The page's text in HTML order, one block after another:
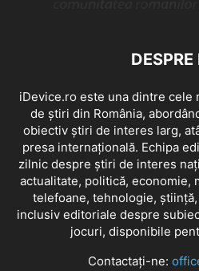
DESPRE
iDevice.ro este una dintre cele
de știri din România,
obiectiv știri de interes larg,
presa internațională. Echipa
zilnic despre știri de interes
actualitate, politică, economie,
telefoane, tehnologie,
inclusiv editoriale despre
jocuri, disponibile
Contactați-ne: